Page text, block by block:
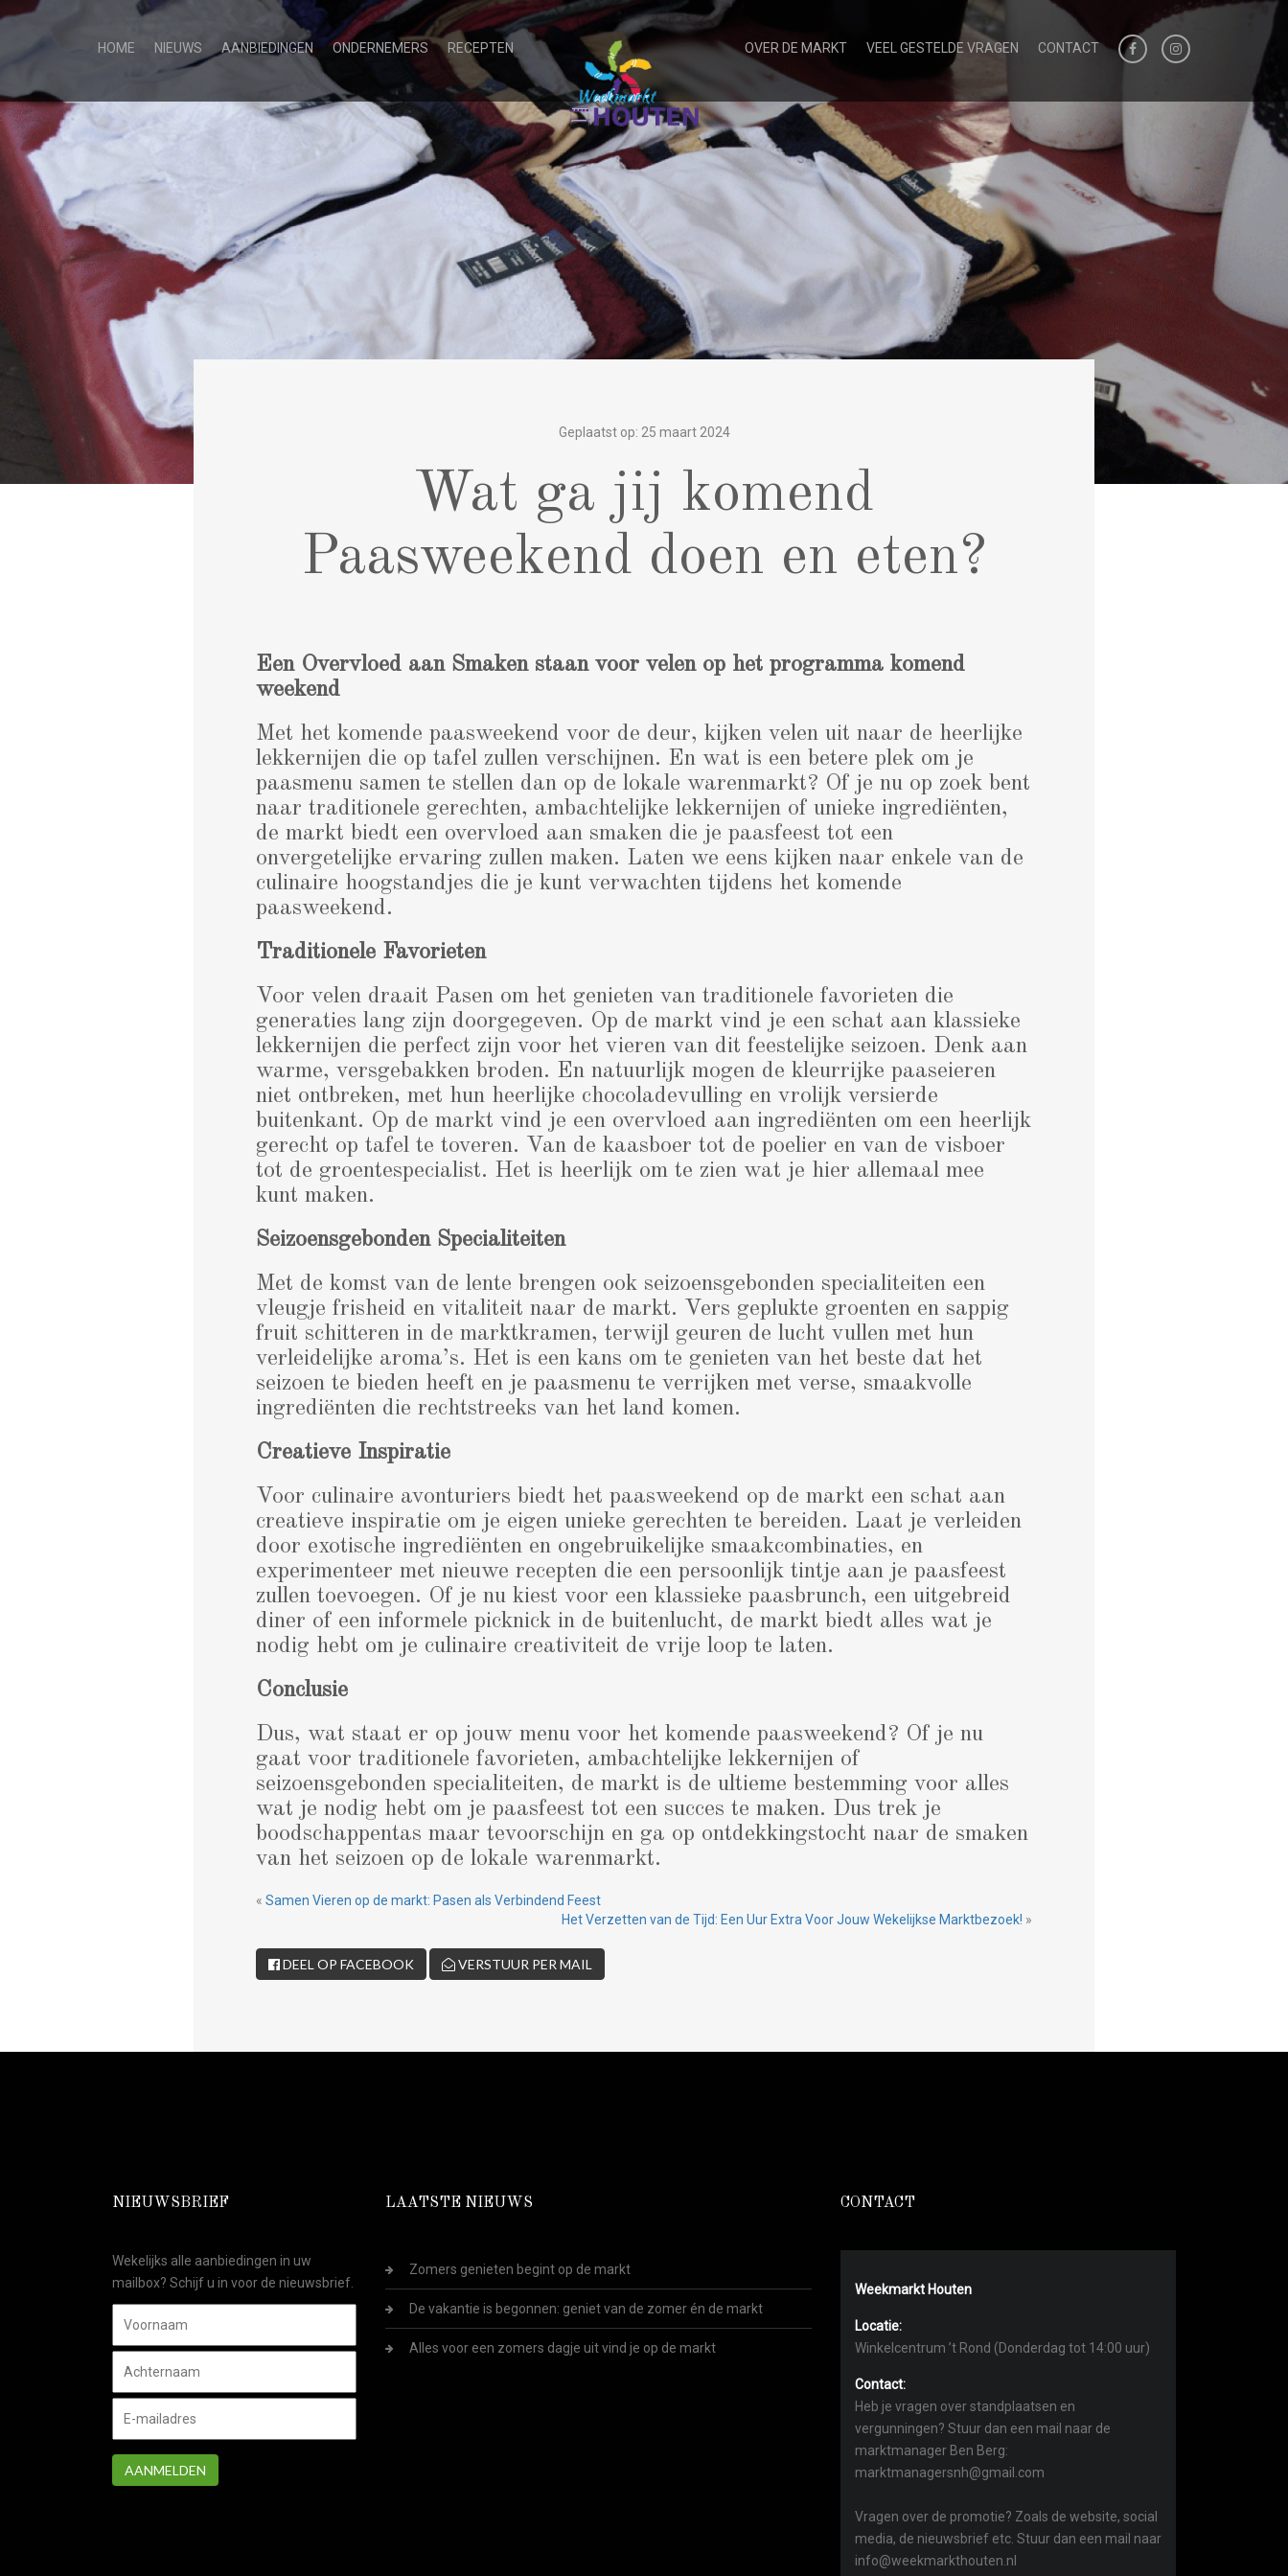
HOME NIEUWS AANBIEDINGEN ONDERNEMERS RECEPTEN OVER DE MARKT VEEL GESTELDE VRAGEN CONTACT
Geplaatst op: 25 maart 2024
Wat ga jij komend
Paasweekend doen en eten?
Een Overvloed aan Smaken staan voor velen op het programma komend
weekend
Met het komende paasweekend voor de deur, kijken velen uit naar de heerlijke
lekkernijen die op tafel zullen verschijnen. En wat is een betere plek om je
paasmenu samen te stellen dan op de lokale warenmarkt? Of je nu op zoek bent
naar traditionele gerechten, ambachtelijke lekkernijen of unieke ingrediënten,
de markt biedt een overvloed aan smaken die je paasfeest tot een
onvergetelijke ervaring zullen maken. Laten we eens kijken naar enkele van de
culinaire hoogstandjes die je kunt verwachten tijdens het komende
paasweekend.
Traditionele Favorieten
Voor velen draait Pasen om het genieten van traditionele favorieten die
generaties lang zijn doorgegeven. Op de markt vind je een schat aan klassieke
lekkernijen die perfect zijn voor het vieren van dit feestelijke seizoen. Denk aan
warme, versgebakken broden. En natuurlijk mogen de kleurrijke paaseieren
niet ontbreken, met hun heerlijke chocoladevulling en vrolijk versierde
buitenkant. Op de markt vind je een overvloed aan ingrediënten om een heerlijk
gerecht op tafel te toveren. Van de kaasboer tot de poelier en van de visboer
tot de groentespecialist. Het is heerlijk om te zien wat je hier allemaal mee
kunt maken.
Seizoensgebonden Specialiteiten
Met de komst van de lente brengen ook seizoensgebonden specialiteiten een
vleugje frisheid en vitaliteit naar de markt. Vers geplukte groenten en sappig
fruit schitteren in de marktkramen, terwijl geuren de lucht vullen met hun
verleidelijke aroma’s. Het is een kans om te genieten van het beste dat het
seizoen te bieden heeft en je paasmenu te verrijken met verse, smaakvolle
ingrediënten die rechtstreeks van het land komen.
Creatieve Inspiratie
Voor culinaire avonturiers biedt het paasweekend op de markt een schat aan
creatieve inspiratie om je eigen unieke gerechten te bereiden. Laat je verleiden
door exotische ingrediënten en ongebruikelijke smaakcombinaties, en
experimenteer met nieuwe recepten die een persoonlijk tintje aan je paasfeest
zullen toevoegen. Of je nu kiest voor een klassieke paasbrunch, een uitgebreid
diner of een informele picknick in de buitenlucht, de markt biedt alles wat je
nodig hebt om je culinaire creativiteit de vrije loop te laten.
Conclusie
Dus, wat staat er op jouw menu voor het komende paasweekend? Of je nu
gaat voor traditionele favorieten, ambachtelijke lekkernijen of
seizoensgebonden specialiteiten, de markt is de ultieme bestemming voor alles
wat je nodig hebt om je paasfeest tot een succes te maken. Dus trek je
boodschappentas maar tevoorschijn en ga op ontdekkingstocht naar de smaken
van het seizoen op de lokale warenmarkt.
« Samen Vieren op de markt: Pasen als Verbindend Feest
Het Verzetten van de Tijd: Een Uur Extra Voor Jouw Wekelijkse Marktbezoek! »
DEEL OP FACEBOOK VERSTUUR PER MAIL
NIEUWSBRIEF
Wekelijks alle aanbiedingen in uw
mailbox? Schijf u in voor de nieuwsbrief.
AANMELDEN
LAATSTE NIEUWS
Zomers genieten begint op de markt
De vakantie is begonnen: geniet van de zomer én de markt
Alles voor een zomers dagje uit vind je op de markt
CONTACT
Weekmarkt Houten
Locatie:
Winkelcentrum ’t Rond (Donderdag tot 14:00 uur)
Contact:
Heb je vragen over standplaatsen en
vergunningen? Stuur dan een mail naar de
marktmanager Ben Berg:
marktmanagersnh@gmail.com
Vragen over de promotie? Zoals de website, social
media, de nieuwsbrief etc. Stuur dan een mail naar
info@weekmarkthouten.nl